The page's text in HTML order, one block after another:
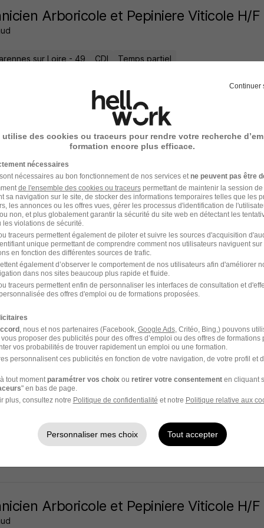
Arboricole et Pepiniere Viticole H/F
sur Loire - 49 CDI Temps partiel
Arboricole et Pepiniere Viticole H/F
sur Loire - 49 CDI Temps partiel
n’est plus disponible depuis le 29/06/26
Arboricole et Pepiniere Viticole H/F
n’est plus disponible depuis le 29/06/26
Arboricole et Pepiniere Viticole H/F
sur Loire - 49 Temps partiel
n’est plus disponible depuis le 29/06/26
Arboricole et Pepiniere Viticole H/F
Continuer
utilise des cookies ou traceurs pour rendre votre recherche
formation encore plus efficace.
nécessaires
nécessaires au bon fonctionnement de nos services et ne peuvent pas être
de l'ensemble des cookies ou traceurspermettant de maintenir la session
sa navigation sur le site, de stocker des informations temporaires telles que les
les annonces ou les offres vues, gérer les processus d'identification de
non, et plus globalement garantir la sécurité du site web en détectant les
violations de sécurité.
traceurs permettent également de piloter et suivre les sources d'acquisition
unique permettant de comprendre comment nos utilisateurs naviguent sur
en fonction des différentes sources de trafic.
également d’observer le comportement de nos utilisateurs afin d'améliorer
dans nos sites beaucoup plus rapide et fluide.
traceurs permettent enfin de personnaliser les interfaces de consultation et
des offres d'emploi ou de formations proposées.
, nous et nos partenaires (Facebook, Google Ads, Critéo, Bing,) pouvons
proposer des publicités pour des offres d’emploi ou des offres de formations
vos probabilités de trouver rapidement un emploi ou une formation.
personnalisent ces publicités en fonction de votre navigation, de votre profil et
tout moment paramétrer vos choix ou retirer votre consentementen cliquant
" en bas de page.
plus, consultez notre Politique de confidentialité et notre Politique relative aux
Personnaliser mes choix Tout accepter